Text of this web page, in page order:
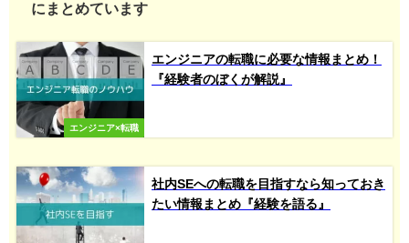
にまとめています
エンジニア×転職
エンジニアの転職に必要な情報まとめ！
『経験者のぼくが解説』
社内SEへの転職を目指すなら知っておき
たい情報まとめ『経験を語る』